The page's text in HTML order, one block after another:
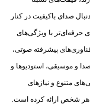
صدای باکیفیت در کنار
حرفه‌ای‌تر با ویژگی‌های
پیشرفته صوتی،
و موسیقی، استودیوها و
متنوع و نیازهای
هر شخص ارائه کرده است.